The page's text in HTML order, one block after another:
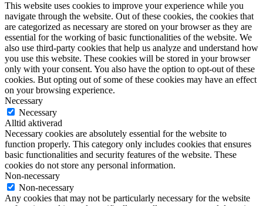
This website uses cookies to improve your experience while you
navigate through the website. Out of these cookies, the cookies that
are categorized as necessary are stored on your browser as they are
essential for the working of basic functionalities of the website. We
also use third-party cookies that help us analyze and understand how
you use this website. These cookies will be stored in your browser
only with your consent. You also have the option to opt-out of these
cookies. But opting out of some of these cookies may have an effect
on your browsing experience.
Necessary
Necessary
Alltid aktiverad
Necessary cookies are absolutely essential for the website to
function properly. This category only includes cookies that ensures
basic functionalities and security features of the website. These
cookies do not store any personal information.
Non-necessary
Non-necessary
Any cookies that may not be particularly necessary for the website